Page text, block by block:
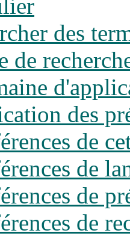
des
de
des
de
de
de
de